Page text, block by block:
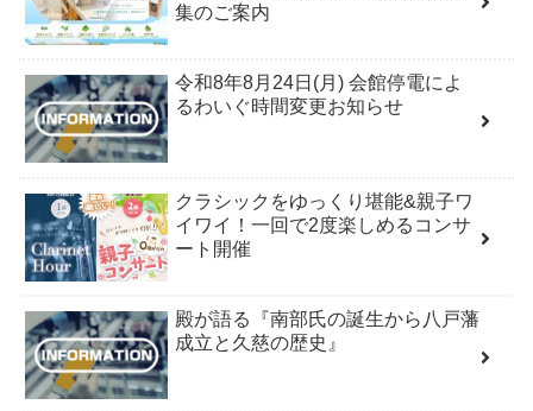
集のご案内
令和8年8月24日(月) 会館停電によ
るわいぐ時間変更お知らせ
クラシックをゆっくり堪能&親子ワ
イワイ！一回で2度楽しめるコンサ
ート開催
殿が語る『南部氏の誕生から八戸藩
成立と久慈の歴史』